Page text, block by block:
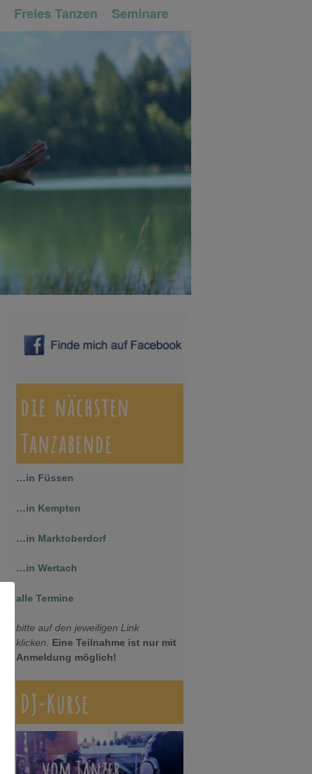
Freies Tanzen Seminare
die nächsten
Tanzabende
…in Füssen
…in Kempten
…in Marktoberdorf
…in Wertach
alle Termine
bitte auf den jeweiligen Link
klicken. Eine Teilnahme ist nur mit
Anmeldung möglich!
DJ-Kurse